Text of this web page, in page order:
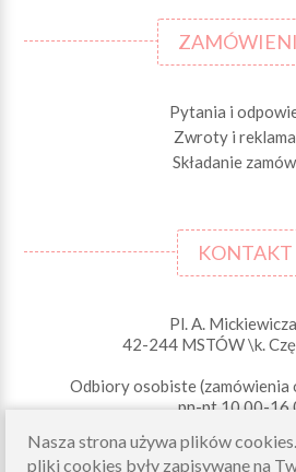
Pytania i
Zwroty i
Składanie
KONTAKT
Pl. A.
42-244 MSTÓW \k.
Odbiory osobiste (zamówienia
pn-pt 10.00-
+48 34 506 50
Nasza strona używa plików
pliki cookies były zapisywane na